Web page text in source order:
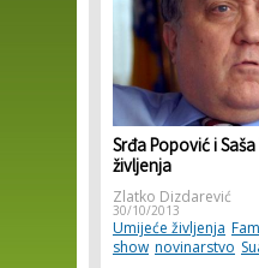
Srđa Popović i
življenja
Zlatko Dizdarević
30/10/2013
Umijeće življenja
show novinarstvo